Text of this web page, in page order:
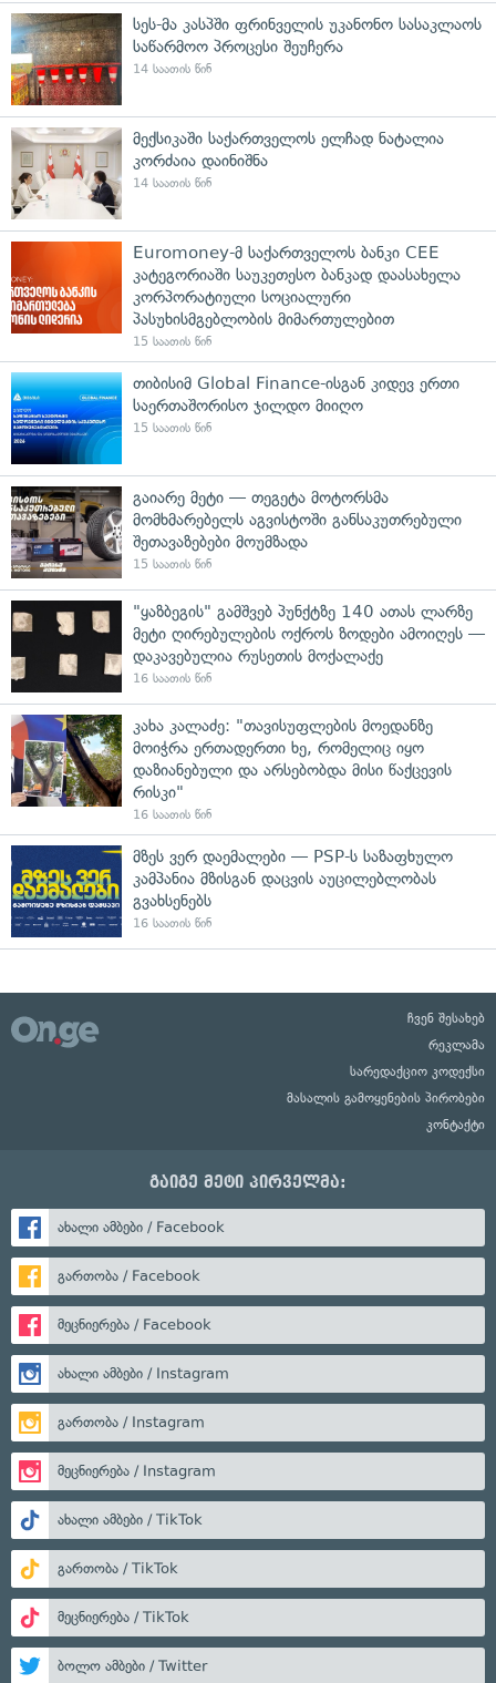
სეს-მა კასპში ფრინველის უკანონო სასაკლაოს
საწარმოო პროცესი შეუჩერა
14 საათის წინ
მექსიკაში საქართველოს ელჩად ნატალია
კორძაია დაინიშნა
14 საათის წინ
Euromoney-მ საქართველოს ბანკი CEE
კატეგორიაში საუკეთესო ბანკად დაასახელა
კორპორატიული სოციალური
პასუხისმგებლობის მიმართულებით
15 საათის წინ
თიბისიმ Global Finance-ისგან კიდევ ერთი
საერთაშორისო ჯილდო მიიღო
15 საათის წინ
გაიარე მეტი — თეგეტა მოტორსმა
მომხმარებელს აგვისტოში განსაკუთრებული
შეთავაზებები მოუმზადა
15 საათის წინ
"ყაზბეგის" გამშვებ პუნქტზე 140 ათას ლარზე
მეტი ღირებულების ოქროს ზოდები ამოიღეს —
დაკავებულია რუსეთის მოქალაქე
16 საათის წინ
კახა კალაძე: "თავისუფლების მოედანზე
მოიჭრა ერთადერთი ხე, რომელიც იყო
დაზიანებული და არსებობდა მისი წაქცევის
რისკი"
16 საათის წინ
მზეს ვერ დაემალები — PSP-ს საზაფხულო
კამპანია მზისგან დაცვის აუცილებლობას
გვახსენებს
16 საათის წინ
ჩვენ შესახებ
რეკლამა
სარედაქციო კოდექსი
მასალის გამოყენების პირობები
კონტაქტი
გაიგე მეტი პირველმა:
ახალი ამბები / Facebook
გართობა / Facebook
მეცნიერება / Facebook
ახალი ამბები / Instagram
გართობა / Instagram
მეცნიერება / Instagram
ახალი ამბები / TikTok
გართობა / TikTok
მეცნიერება / TikTok
ბოლო ამბები / Twitter